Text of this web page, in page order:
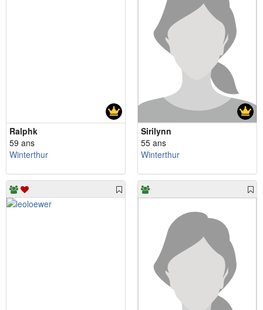
Ralphk
59 ans
Winterthur
Sirilynn
55 ans
Winterthur